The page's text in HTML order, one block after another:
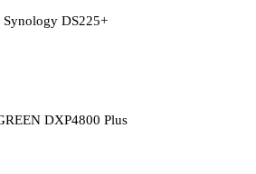
Synology DS225+
DXP4800 Plus